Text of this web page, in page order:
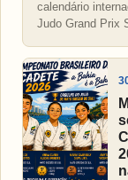
calendário
Judo Grand Prix